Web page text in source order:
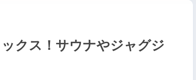
クス！サウナやジャグジ